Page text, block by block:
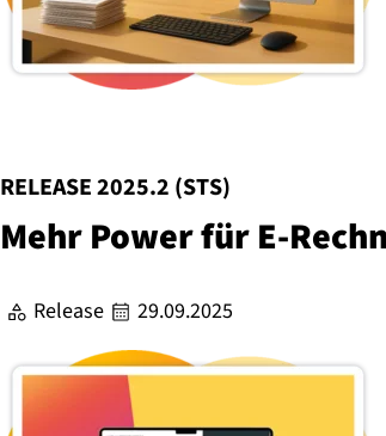
RELEASE 2025.2 (STS)
:
Mehr Power für E-
Release 29.09.2025